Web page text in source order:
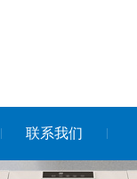
联系我们